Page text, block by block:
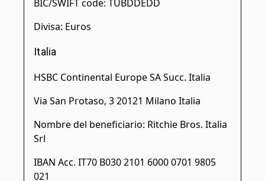
BIC/SWIFT code: TUBDDEDD
Divisa: Euros
Italia
HSBC Continental Europe SA Succ. Italia
Via San Protaso, 3 20121 Milano Italia
Nombre del beneficiario: Ritchie Bros. Italia
Srl
IBAN Acc. IT70 B030 2101 6000 0701 9805
021